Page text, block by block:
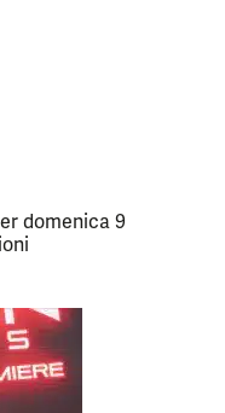
domenica 9